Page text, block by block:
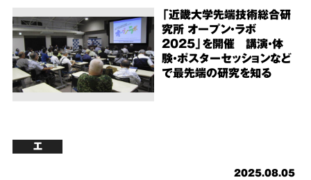
「近畿大学先端技術総合研
究所 オープン・ラボ
2025」を開催 講演・体
験・ポスターセッションなど
で最先端の研究を知る
工
2025.08.05